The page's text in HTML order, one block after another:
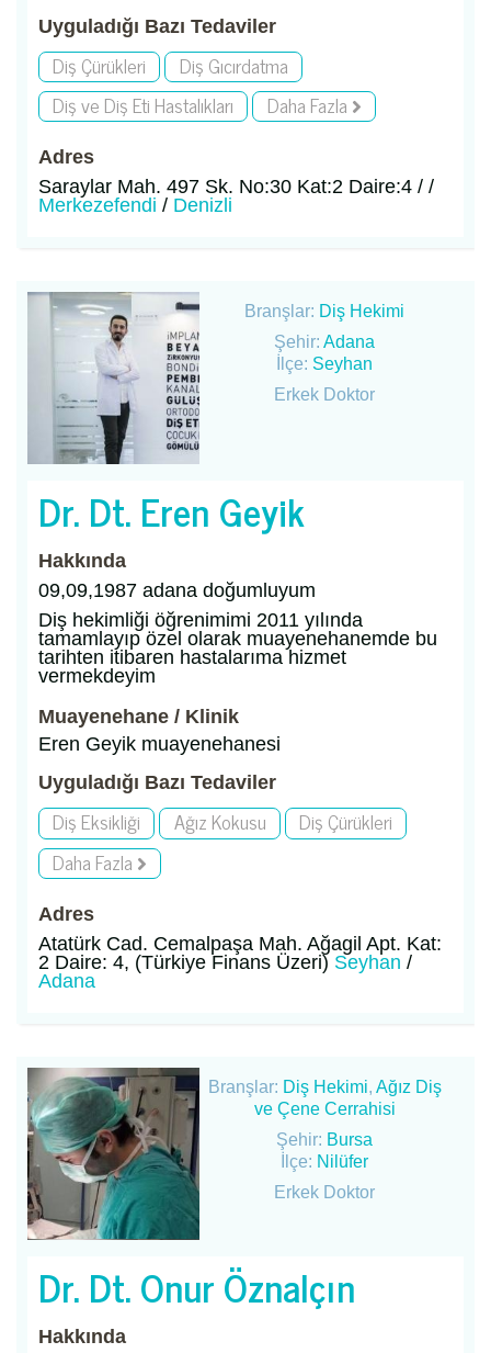
Uyguladığı Bazı Tedaviler
Diş Çürükleri
Diş Gıcırdatma
Diş ve Diş Eti Hastalıkları
Daha Fazla
Adres
Saraylar Mah. 497 Sk. No:30 Kat:2 Daire:4 / /
Merkezefendi / Denizli
Branşlar: Diş Hekimi
Şehir:Adana
İlçe: Seyhan
Erkek Doktor
Dr. Dt. Eren Geyik
Hakkında
09,09,1987 adana doğumluyum
Diş hekimliği öğrenimimi 2011 yılında
tamamlayıp özel olarak muayenehanemde bu
tarihten itibaren hastalarıma hizmet
vermekdeyim
Muayenehane / Klinik
Eren Geyik muayenehanesi
Uyguladığı Bazı Tedaviler
Diş Eksikliği Ağız Kokusu
Diş Çürükleri
Daha Fazla
Adres
Atatürk Cad. Cemalpaşa Mah. Ağagil Apt. Kat:
2 Daire: 4, (Türkiye Finans Üzeri) Seyhan /
Adana
Branşlar: Diş Hekimi, Ağız Diş
ve Çene Cerrahisi
Şehir: Bursa
İlçe: Nilüfer
Erkek Doktor
Dr. Dt. Onur Öznalçın
Hakkında